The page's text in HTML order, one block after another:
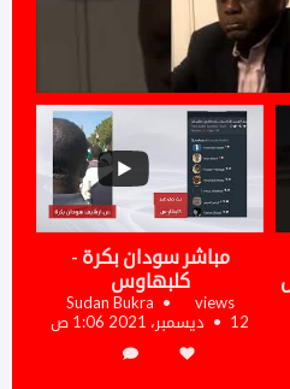
الصحفي وليد النور، إعداد
آدم
إعداد وتقديم فيصل سعد
مع الصحفي علي الدالي، إعداد
آدم
...
مباشر سودان بكرة -
كلبهاوس
Sudan Bukra
views
12 ديسمبر، 2021 1:06 ص